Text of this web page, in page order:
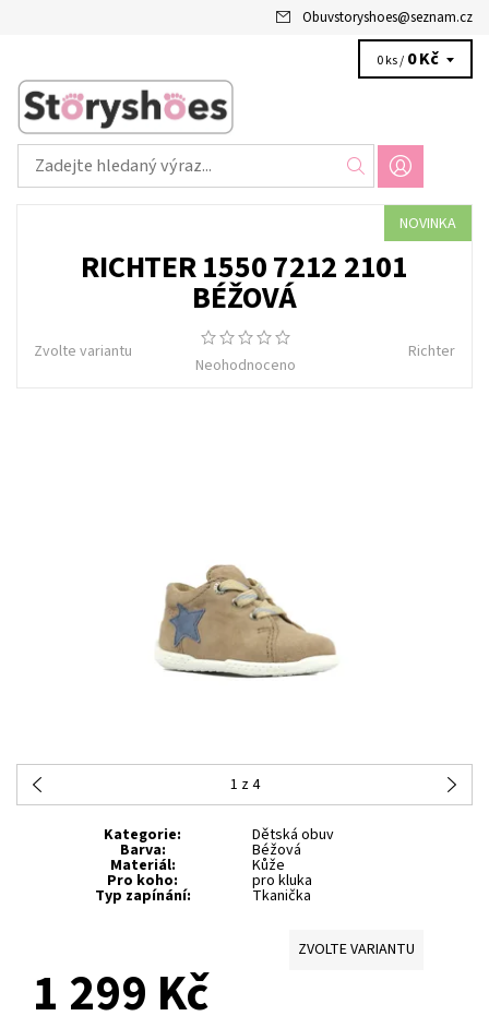
Obuvstoryshoes@seznam.cz
0 ks / 0 Kč
NOVINKA
RICHTER 1550 7212 2101
BÉŽOVÁ
Zvolte variantu
Neohodnoceno
Richter
1 z 4
Kategorie: Dětská obuv
Barva: Béžová
Materiál: Kůže
Pro koho: pro kluka
Typ zapínání: Tkanička
ZVOLTE VARIANTU
1 299 Kč